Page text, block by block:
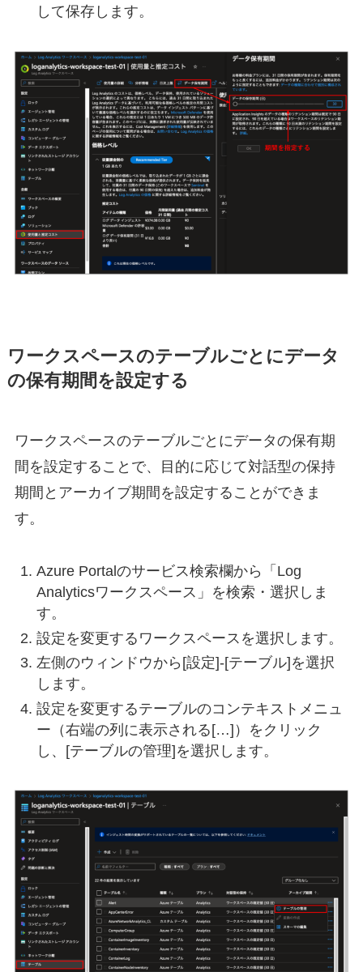
して保存します。
ワークスペースのテーブルごとにデータ
の保有期間を設定する
ワークスペースのテーブルごとにデータの保有期
間を設定することで、目的に応じて対話型の保持
期間とアーカイブ期間を設定することができま
す。
Azure Portalのサービス検索欄から「Log
Analyticsワークスペース」を検索・選択しま
す。
設定を変更するワークスペースを選択します。
左側のウィンドウから[設定]-[テーブル]を選択
します。
設定を変更するテーブルのコンテキストメニュ
ー（右端の列に表示される[…]）をクリック
し、[テーブルの管理]を選択します。